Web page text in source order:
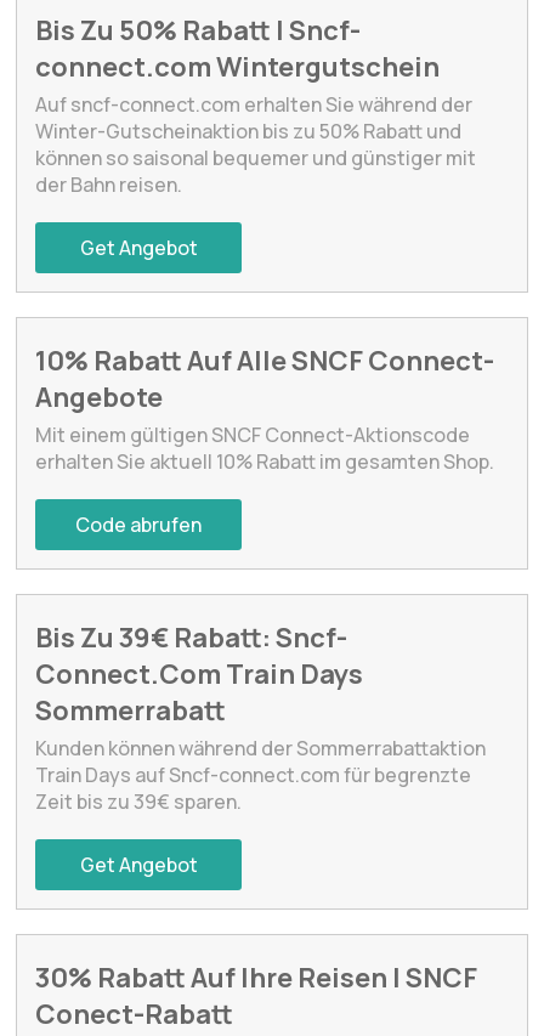
Bis Zu 50% Rabatt | Sncf-
connect.com Wintergutschein
Auf sncf-connect.com erhalten Sie während der
Winter-Gutscheinaktion bis zu 50% Rabatt und
können so saisonal bequemer und günstiger mit
der Bahn reisen.
Get Angebot
10% Rabatt Auf Alle SNCF Connect-
Angebote
Mit einem gültigen SNCF Connect-Aktionscode
erhalten Sie aktuell 10% Rabatt im gesamten Shop.
Code abrufen
Bis Zu 39€ Rabatt: Sncf-
Connect.Com Train Days
Sommerrabatt
Kunden können während der Sommerrabattaktion
Train Days auf Sncf-connect.com für begrenzte
Zeit bis zu 39€ sparen.
Get Angebot
30% Rabatt Auf Ihre Reisen | SNCF
Conect-Rabatt